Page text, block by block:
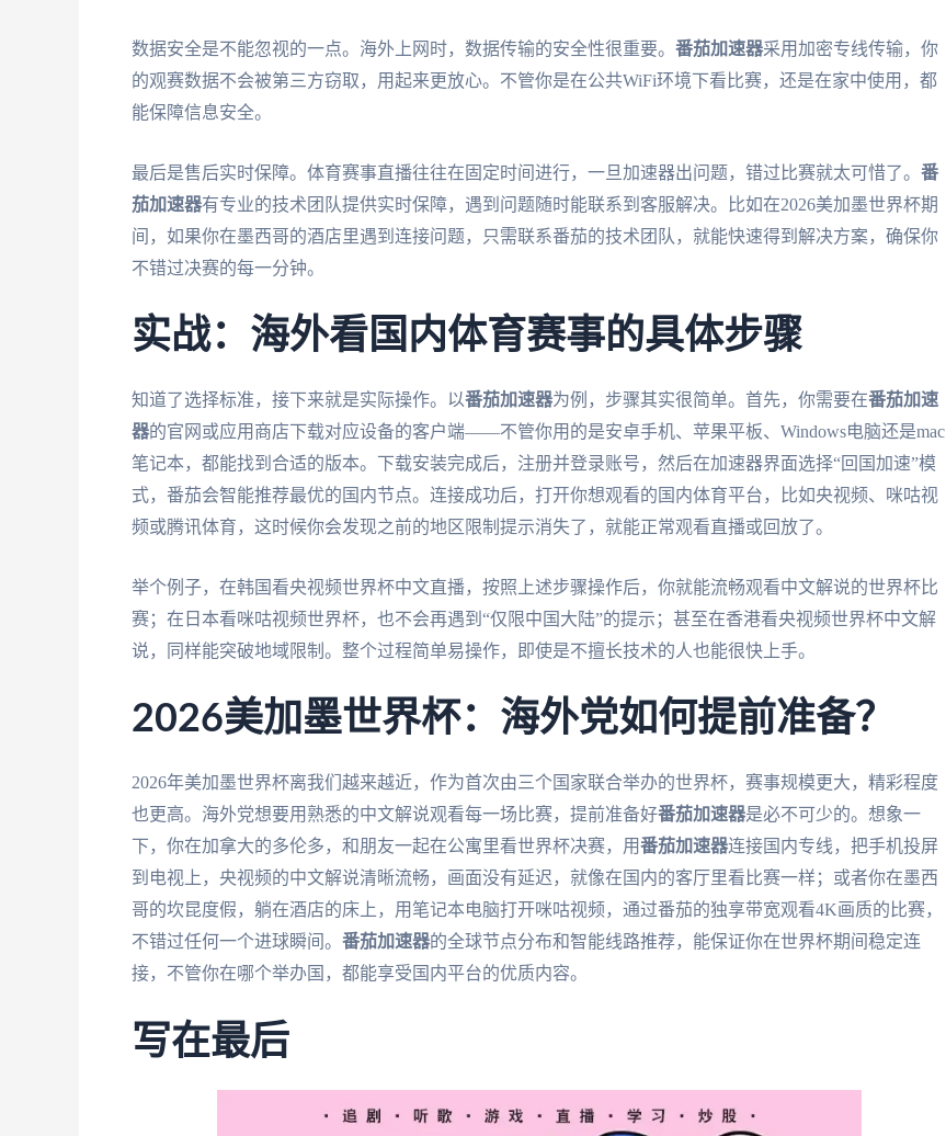
数据安全是不能忽视的一点。海外上网时，数据传输的安全性很重要。 番茄加速器采用加密专线传输，你
的观赛数据不会被第三方窃取，用起来更放心。不管你是在公共WiFi环境下看比赛，还是在家中使用，都
能保障信息安全。
最后是售后实时保障。体育赛事直播往往在固定时间进行，一旦加速器出问题，错过比赛就太可惜了。 番
茄加速器有专业的技术团队提供实时保障，遇到问题随时能联系到客服解决。比如在2026美加墨世界杯期
间，如果你在墨西哥的酒店里遇到连接问题，只需联系番茄的技术团队，就能快速得到解决方案，确保你
不错过决赛的每一分钟。
实战：海外看国内体育赛事的具体步骤
知道了选择标准，接下来就是实际操作。以番茄加速器为例，步骤其实很简单。首先，你需要在番茄加速
器的官网或应用商店下载对应设备的客户端——不管你用的是安卓手机、苹果平板、Windows电脑还是mac
笔记本，都能找到合适的版本。下载安装完成后，注册并登录账号，然后在加速器界面选择“回国加速”模
式，番茄会智能推荐最优的国内节点。连接成功后，打开你想观看的国内体育平台，比如央视频、咪咕视
频或腾讯体育，这时候你会发现之前的地区限制提示消失了，就能正常观看直播或回放了。
举个例子，在韩国看央视频世界杯中文直播，按照上述步骤操作后，你就能流畅观看中文解说的世界杯比
赛；在日本看咪咕视频世界杯，也不会再遇到“仅限中国大陆”的提示；甚至在香港看央视频世界杯中文解
说，同样能突破地域限制。整个过程简单易操作，即使是不擅长技术的人也能很快上手。
2026美加墨世界杯：海外党如何提前准备？
2026年美加墨世界杯离我们越来越近，作为首次由三个国家联合举办的世界杯，赛事规模更大，精彩程度
也更高。海外党想要用熟悉的中文解说观看每一场比赛，提前准备好番茄加速器是必不可少的。想象一
下，你在加拿大的多伦多，和朋友一起在公寓里看世界杯决赛，用番茄加速器连接国内专线，把手机投屏
到电视上，央视频的中文解说清晰流畅，画面没有延迟，就像在国内的客厅里看比赛一样；或者你在墨西
哥的坎昆度假，躺在酒店的床上，用笔记本电脑打开咪咕视频，通过番茄的独享带宽观看4K画质的比赛，
不错过任何一个进球瞬间。 番茄加速器的全球节点分布和智能线路推荐，能保证你在世界杯期间稳定连
接，不管你在哪个举办国，都能享受国内平台的优质内容。
写在最后